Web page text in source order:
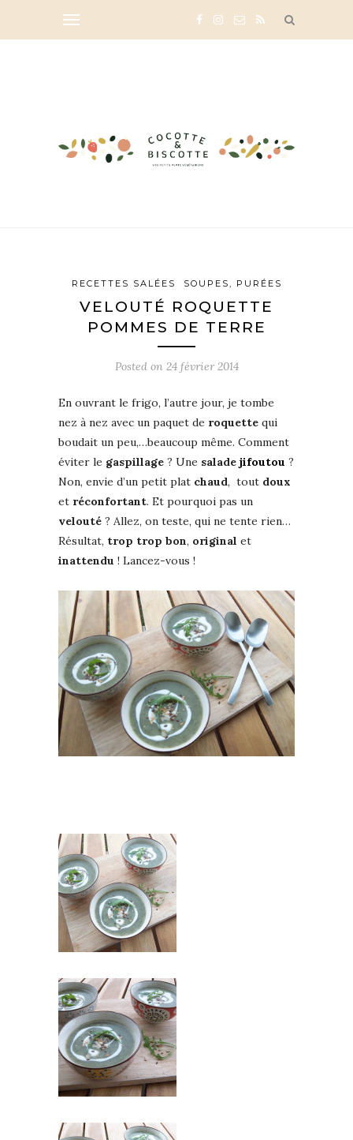
RECETTES SALÉES SOUPES, PURÉES
VELOUTÉ ROQUETTE
POMMES DE TERRE
Posted on 24 février 2014
En ouvrant le frigo, l’autre jour, je tombe
nez à nez avec un paquet de roquette qui
boudait un peu,…beaucoup même. Comment
éviter le gaspillage ? Une salade jifoutou ?
Non, envie d’un petit plat chaud, tout doux
et réconfortant. Et pourquoi pas un
velouté ? Allez, on teste, qui ne tente rien…
Résultat, trop trop bon, original et
inattendu ! Lancez-vous !